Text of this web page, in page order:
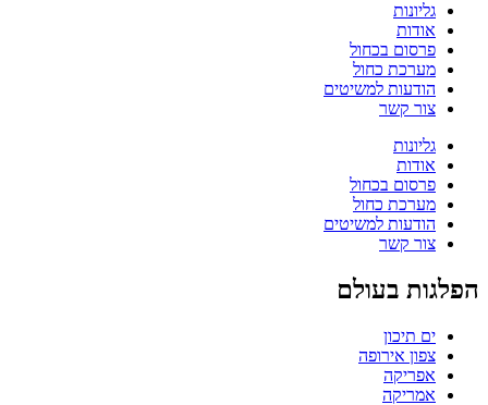
גליונות
אודות
פרסום בכחול
מערכת כחול
הודעות למשיטים
צור קשר
גליונות
אודות
פרסום בכחול
מערכת כחול
הודעות למשיטים
צור קשר
הפלגות בעולם
ים תיכון
צפון אירופה
אפריקה
אמריקה